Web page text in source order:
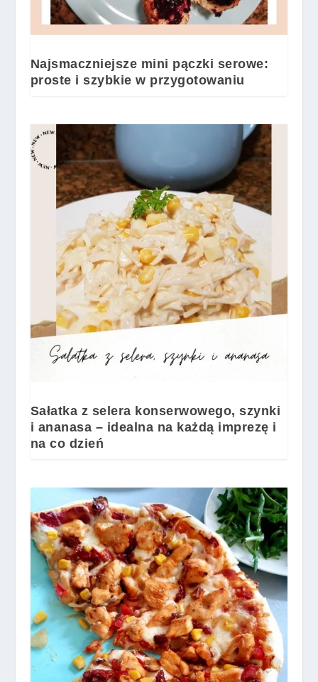
Najsmaczniejsze mini pączki serowe:
proste i szybkie w przygotowaniu
Sałatka z selera konserwowego, szynki
i ananasa – idealna na każdą imprezę i
na co dzień